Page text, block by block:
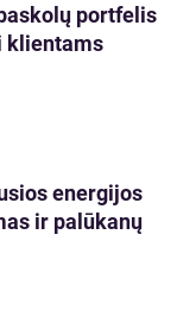
portfelis
klientams
energijos
ir palūkanų